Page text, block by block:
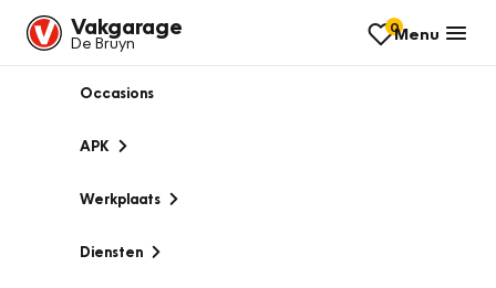
Vakgarage
De Bruyn
0Menu
Occasions
APK
Werkplaats
Diensten